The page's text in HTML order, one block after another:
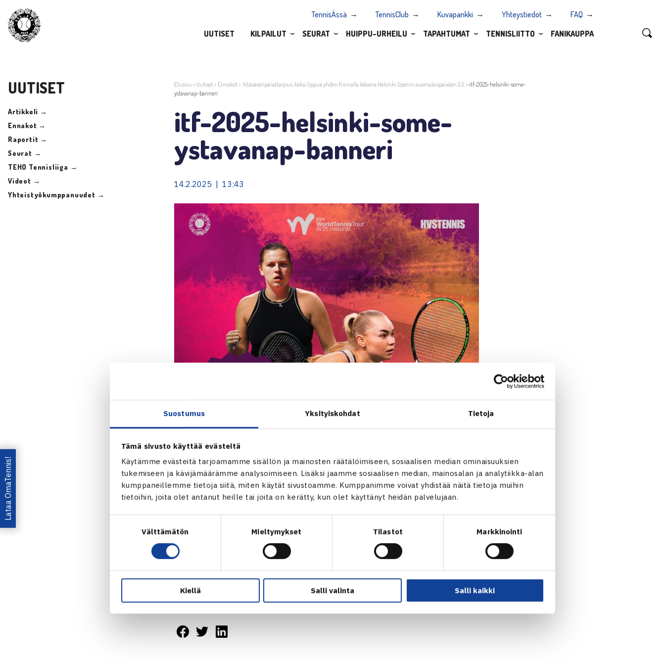
Suostumus Yksityiskohdat Tietoja
Tämä sivusto käyttää evästeitä
Käytämme evästeitä tarjoamamme sisällön ja mainosten räätälöimiseen, sosiaalisen median ominaisuuksien
tukemiseen ja kävijämäärämme analysoimiseen. Lisäksi jaamme sosiaalisen median, mainosalan ja analytiikka-alan
kumppaneillemme tietoja siitä, miten käytät sivustoamme. Kumppanimme voivat yhdistää näitä tietoja muihin
tietoihin, joita olet antanut heille tai joita on kerätty, kun olet käyttänyt heidän palvelujaan.
Välttämätön Mieltymykset Tilastot Markkinointi
Kiellä Salli valinta Salli kaikki
TennisÄssä TennisClub Kuvapankki Yhteystiedot
FAQ
UUTISET
KILPAILUT SEURAT HUIPPU-URHEILU TAPAHTUMAT TENNISLIITTO FANIKAUPPA
UUTISET
Artikkeli →
Ennakot →
Raportit →
Seurat →
TEHO Tennisliiga →
Videot →
Yhteistyökumppanuudet →
Etusivu > Uutiset> Ennakot>Ystävävänpäivätarjous: kaksi lippua yhden hinnalla Adeona Helsinki Openin suomalaispäivään 5.3. >itf-2025-helsinki-some-
ystavanap-banneri
itf-2025-helsinki-some-
ystavanap-banneri
14.2.2025 | 13:43
Jaa:
Lataa OmaTennis!